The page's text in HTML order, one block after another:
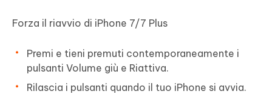
Forza il riavvio di iPhone 7/7 Plus
Premi e tieni premuti contemporaneamente i
pulsanti Volume giù e Riattiva.
Rilascia i pulsanti quando il tuo iPhone si avvia.